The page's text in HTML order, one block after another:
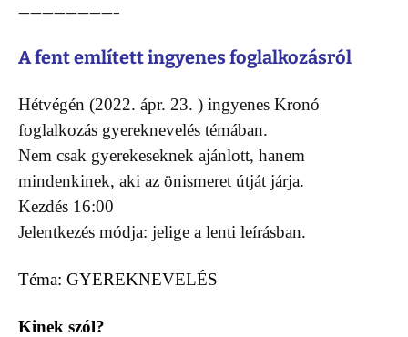
————————–
A fent említett ingyenes foglalkozásról
Hétvégén (2022. ápr. 23. ) ingyenes Kronó
foglalkozás gyereknevelés témában.
Nem csak gyerekeseknek ajánlott, hanem
mindenkinek, aki az önismeret útját járja.
Kezdés 16:00
Jelentkezés módja: jelige a lenti leírásban.
Téma: GYEREKNEVELÉS
Kinek szól?